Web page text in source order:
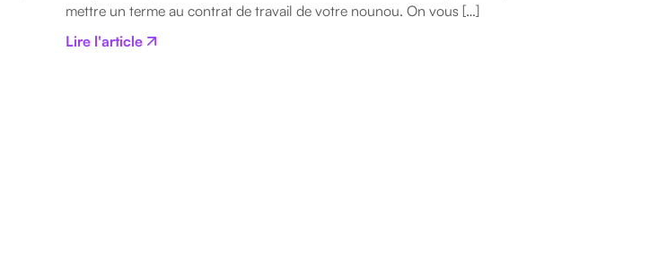
mettre un terme au contrat de travail de votre nounou. On vous […]
Lire l'article